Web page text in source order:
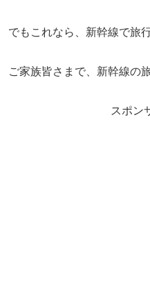
でもこれなら、新幹線で旅
ご家族皆さまで、新幹線の
スポン